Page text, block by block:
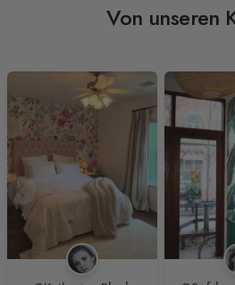
Von unseren